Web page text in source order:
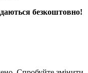
безкоштовно!